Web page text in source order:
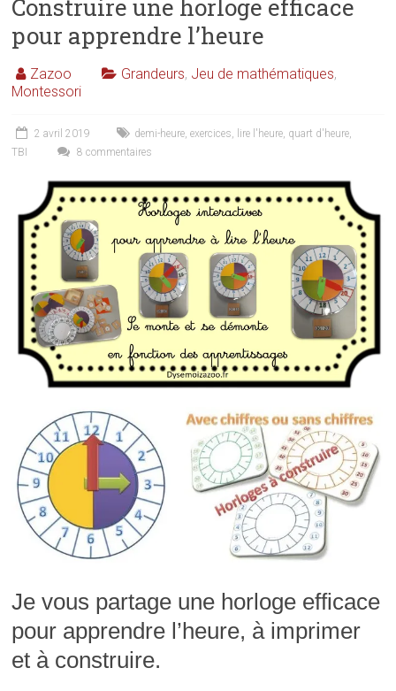
Construire une horloge efficace
pour apprendre l’heure
Zazoo Grandeurs, Jeu de mathématiques,
Montessori
2 avril 2019 demi-heure,exercices, lire l'heure, quart d'heure,
TBI
8 commentaires
Je vous partage une horloge efficace
pour apprendre l’heure, à imprimer
et à construire.